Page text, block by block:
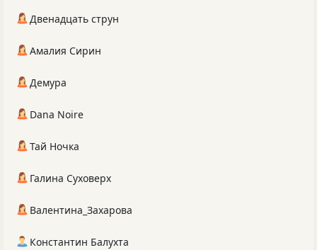
Двенадцать струн
Амалия Сирин
Демура
Dana Noire
Тай Ночка
Галина Суховерх
Валентина_Захарова
Константин Балухта